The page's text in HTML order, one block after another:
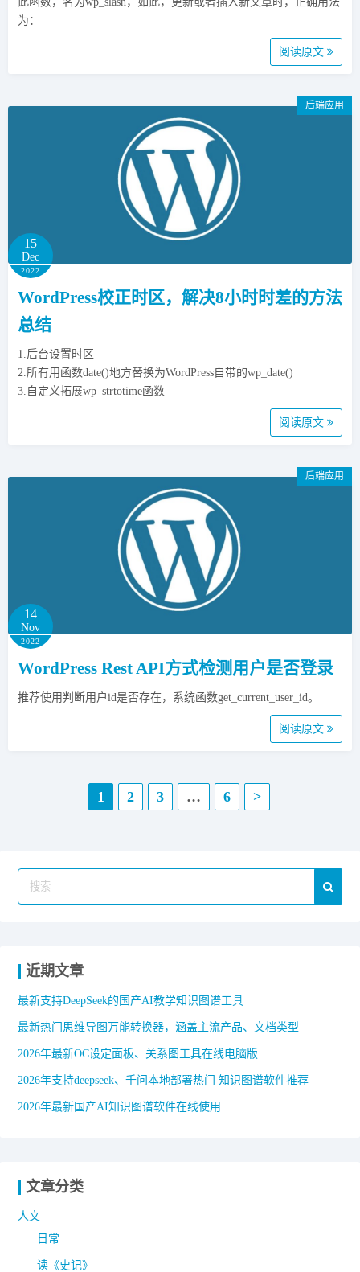
为：
阅读原文
后端应用
15
Dec
2022
WordPress校正时区，解决8小时时差的方法
总结
1.后台设置时区
2.所有用函数date()地方替换为WordPress自带的wp_date()
3.自定义拓展wp_strtotime函数
阅读原文
后端应用
14
Nov
2022
WordPress Rest API方式检测用户是否登录
推荐使用判断用户id是否存在，系统函数get_current_user_id。
阅读原文
1 2 3 … 6 >
近期文章
最新支持DeepSeek的国产AI教学知识图谱工具
最新热门思维导图万能转换器，涵盖主流产品、文档类型
2026年最新OC设定面板、关系图工具在线电脑版
2026年支持deepseek、千问本地部署热门 知识图谱软件推荐
2026年最新国产AI知识图谱软件在线使用
文章分类
人文
日常
读《史记》